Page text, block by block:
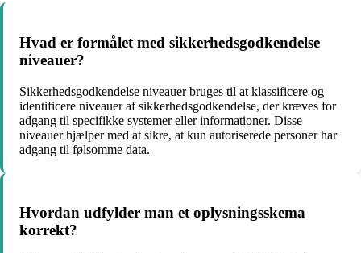
Hvad er formålet med sikkerhedsgodkendelse
niveauer?
Sikkerhedsgodkendelse niveauer bruges til at klassificere og
identificere niveauer af sikkerhedsgodkendelse, der kræves for
adgang til specifikke systemer eller informationer. Disse
niveauer hjælper med at sikre, at kun autoriserede personer har
adgang til følsomme data.
Hvordan udfylder man et oplysningsskema
korrekt?